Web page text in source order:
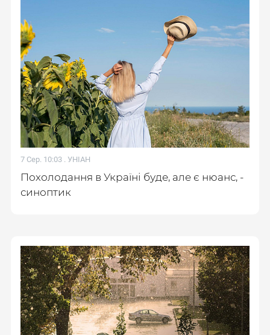
7 Сер. 10:03 . УНІАН
Похолодання в Україні буде, але є нюанс, -
синоптик